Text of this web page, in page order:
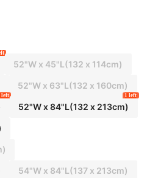
décoration de cham
52"W x 45"L(132 x 114cm)
52"W x 63"L(132 x 160cm)
left
52"W x 84"L(132 x 213cm)
1 left
54"W x 84"L(137 x 213cm)